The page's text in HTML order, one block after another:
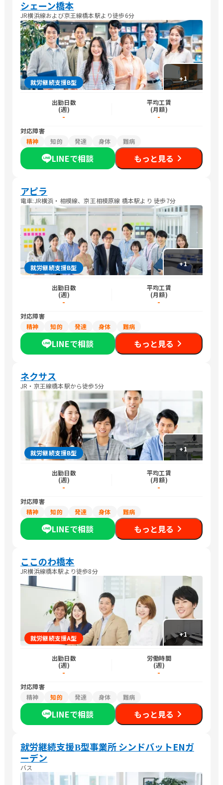
シェーン橋本
JR横浜線および京王線橋本駅より徒歩6分
+1
就労継続支援B型
出勤日数
(週)
-
平均工賃
(月額)
-
対応障害
精神
知的 発達 身体 難病
LINEで相談 もっと見る
アピラ
電車:JR横浜・相模線、京王相模原線 橋本駅より 徒歩7分
+1
就労継続支援B型
出勤日数
(週)
-
平均工賃
(月額)
-
対応障害
精神
知的 発達 身体 難病
LINEで相談 もっと見る
ネクサス
JR・京王線橋本駅から徒歩5分
+1
就労継続支援B型
出勤日数
(週)
-
平均工賃
(月額)
-
対応障害
精神
知的 発達 身体 難病
LINEで相談 もっと見る
ここのわ橋本
JR横浜線橋本駅より徒歩8分
+1
就労継続支援A型
出勤日数
(週)
-
労働時間
(週)
-
対応障害
精神
知的 発達 身体 難病
LINEで相談 もっと見る
就労継続支援Β型事業所 シンドバットENガ
ーデン
バス